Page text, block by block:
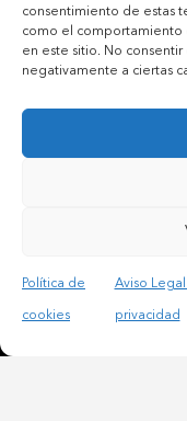
consentimiento de estas
como el comportamiento
en este sitio. No
negativamente a ciertas
Política de
cookies
Aviso
privacidad
Contactar por